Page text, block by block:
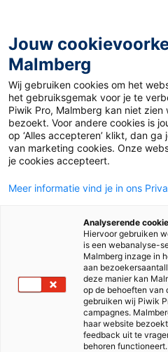
Webinar: Haal
Online -
Haal meer uit
Wil jij graag een korte tour in
je mee door
leeromgeving en geven je
Jouw
Malmberg
Wij gebruiken cookies om het
het gebruiksgemak voor je te
Piwik Pro, Malmberg kan niet
bezoekt. Voor andere cookies is
op ‘Alles accepteren’ klikt, dan
van marketing cookies. Onze
je cookies accepteert.
Meer informatie vind je in ons
Analyserende
Hiervoor gebruiken
is een webanalyse-
Malmberg inzage in
aan
deze manier kan
op de behoeften van
gebruiken wij Piwik
campagnes.
haar website
feedback uit te
behoren functioneert.